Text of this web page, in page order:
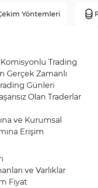
Yöntemleri
Komisyonlu Trading
Gerçek Zamanlı
Günleri
Olan Traderlar
ve Kurumsal
Erişim
ve Varlıklar
Fiyat